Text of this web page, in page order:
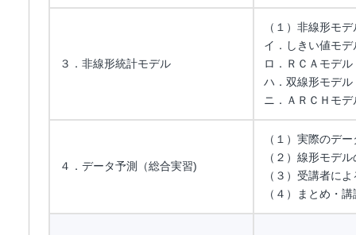
３．非線形統計モデル
（１）非線形モデ
イ．しきい値モデ
ロ．ＲＣＡモデル
ハ．双線形モデル
ニ．ＡＲＣＨモデ
４．データ予測（総合実習)
（１）実際のデ
（２）線形モデ
（３）受講者に
（４）まとめ・講